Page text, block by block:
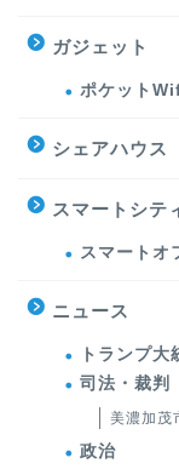
ガジェット
ポケット
シェアハウス
スマートシテ
スマートオ
ニュース
トランプ
司法・裁判
美濃加茂
政治